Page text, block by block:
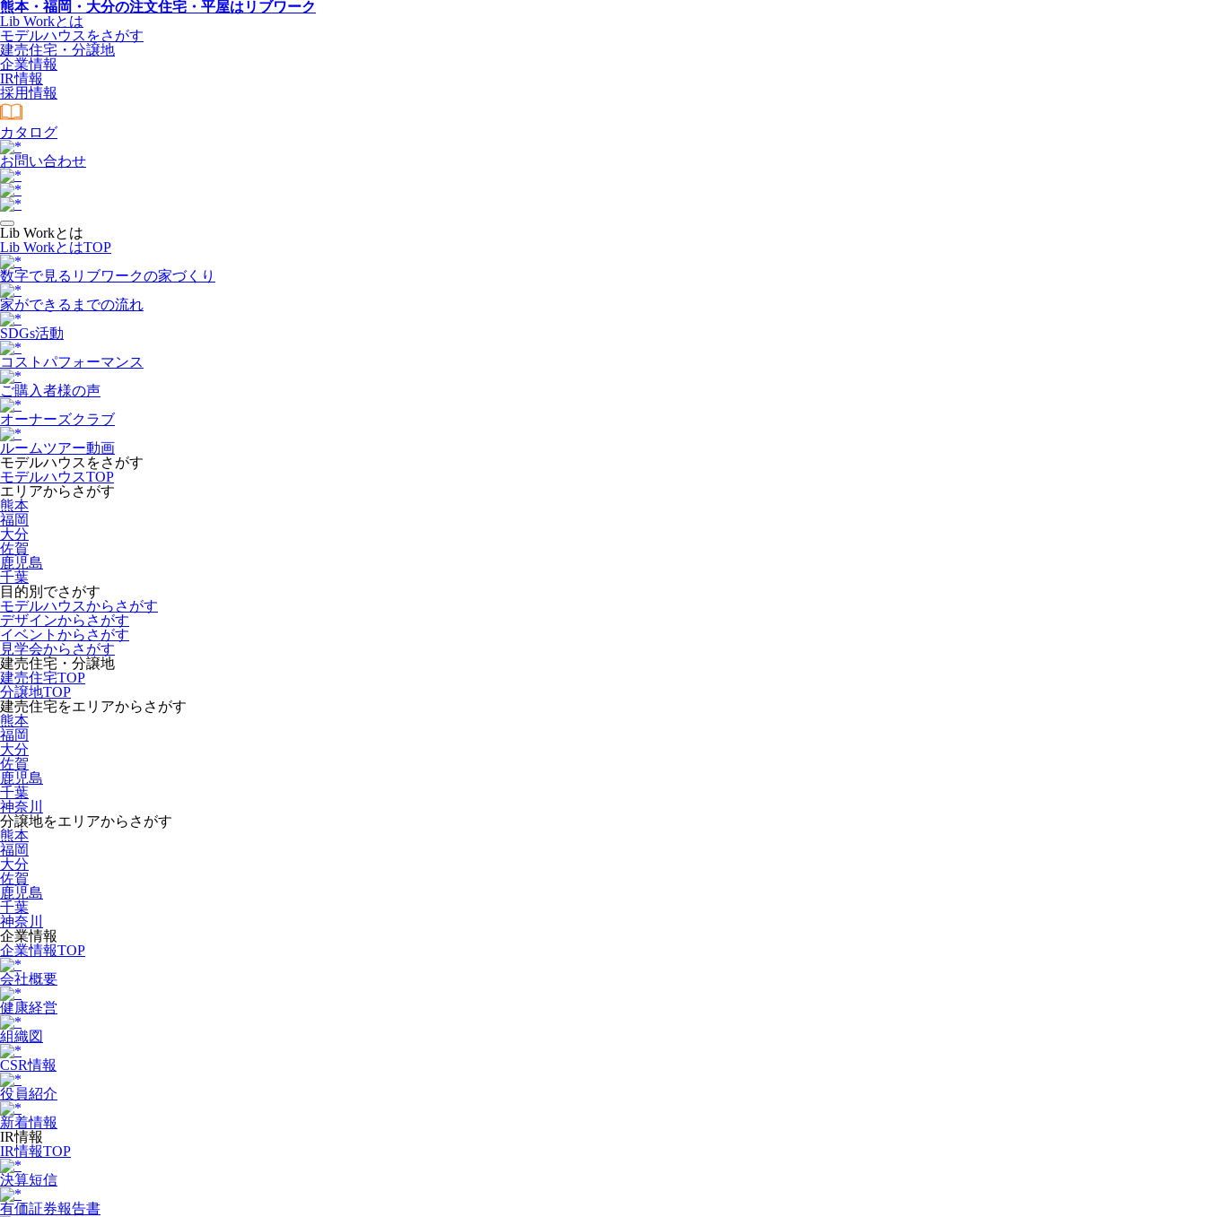
熊本・福岡・大分の注文住宅・平屋はリブワーク
Lib Workとは
モデルハウスをさがす
建売住宅・分譲地
企業情報
IR情報
採用情報
カタログ
お問い合わせ
Lib Workとは
Lib WorkとはTOP
数字で⾒るリブワークの家づくり
家ができるまでの流れ
SDGs活動
コストパフォーマンス
ご購入者様の声
オーナーズクラブ
ルームツアー動画
モデルハウスをさがす
モデルハウスTOP
エリアからさがす
熊本
福岡
大分
佐賀
鹿児島
千葉
目的別でさがす
モデルハウスからさがす
デザインからさがす
イベントからさがす
見学会からさがす
建売住宅・分譲地
建売住宅TOP
分譲地TOP
建売住宅をエリアからさがす
熊本
福岡
大分
佐賀
鹿児島
千葉
神奈川
分譲地をエリアからさがす
熊本
福岡
大分
佐賀
鹿児島
千葉
神奈川
企業情報
企業情報TOP
会社概要
健康経営
組織図
CSR情報
役員紹介
新着情報
IR情報
IR情報TOP
決算短信
有価証券報告書